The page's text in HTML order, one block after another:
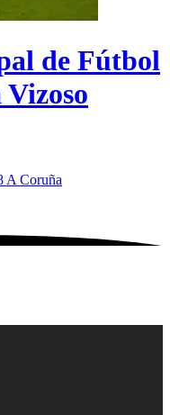
de Fútbol
A Coruña